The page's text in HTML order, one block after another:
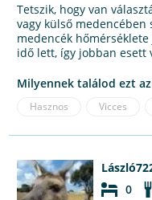
Tetszik, hogy van
vagy külső
medencék
idő lett, így jobban esett
Milyennek találod ezt
Hasznos Vicces
0